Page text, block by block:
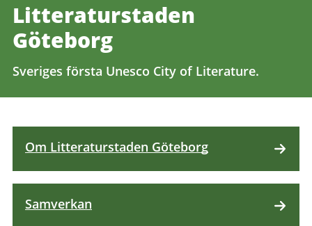
Litteraturstaden
Göteborg
Sveriges första Unesco City of Literature.
Om Litteraturstaden Göteborg
Samverkan